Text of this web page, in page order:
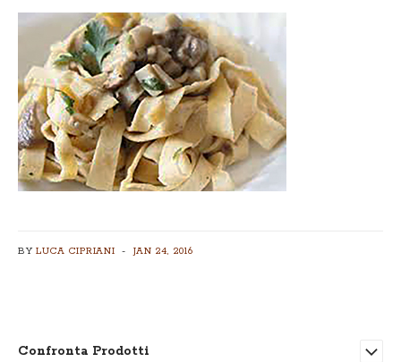
Confronta Prodotti
BYLUCA CIPRIANI JAN 24, 2016